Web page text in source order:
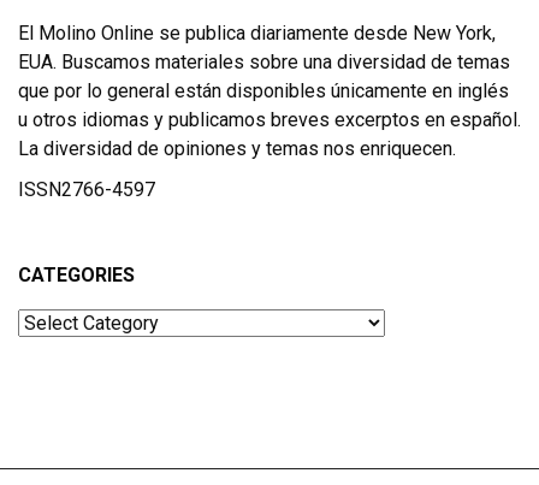
El Molino Online se publica diariamente desde New York,
EUA. Buscamos materiales sobre una diversidad de temas
que por lo general están disponibles únicamente en inglés
u otros idiomas y publicamos breves excerptos en español.
La diversidad de opiniones y temas nos enriquecen.
ISSN2766-4597
CATEGORIES
Categories